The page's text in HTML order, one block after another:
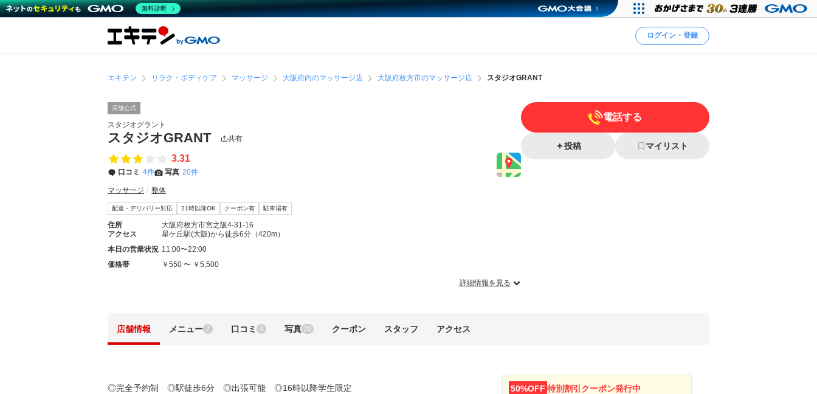
ログイン・登録
エキテン リラク・ボディケア マッサージ 大阪府内のマッサージ店 大阪府枚方市のマッサージ店 スタジオGRANT
店舗公式
スタジオグラント
スタジオGRANT 共有
3.31
口コミ 4件 写真 20件
マッサージ 整体
配達・デリバリー対応 21時以降OK クーポン有 駐車場有
住所
大阪府枚方市宮之阪4-31-16
アクセス
星ケ丘駅(大阪)から徒歩6分（420m）
本日の営業状況 11:00〜22:00
価格帯
￥550 〜 ￥5,500
詳細情報を見る
電話する
投稿 マイリスト
店舗情報 メニュー 7 口コミ 4 写真 20 クーポン スタッフ アクセス
◎完全予約制 ◎駅徒歩6分 ◎出張可能 ◎16時以降学生限定
50%OFF 特別割引クーポン発行中
無料診断